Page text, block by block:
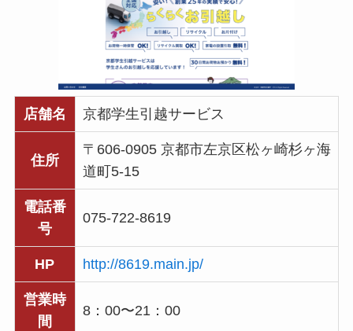
店舗名 京都学生引越サービス
住所
〒606-0905 京都市左京区松ヶ崎杉ヶ海
道町5-15
電話番
号
075-722-8619
HP http://8619.main.jp/
営業時
間
8：00〜21：00